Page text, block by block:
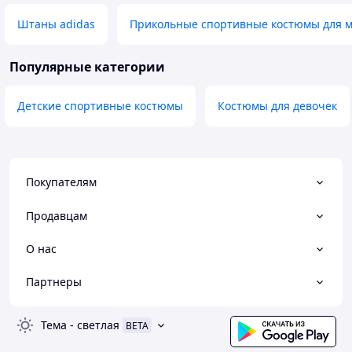
Штаны adidas Прикольные спортивные костюмы для
Популярные категории
Детские спортивные костюмы Костюмы для девочек
Покупателям
Продавцам
О нас
Партнеры
Тема - светлая BETA